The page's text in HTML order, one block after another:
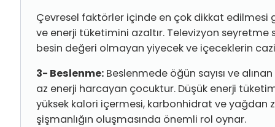
Çevresel faktörler içinde en çok dikkat edilmesi
ve enerji tüketimini azaltır. Televizyon
besin değeri olmayan yiyecek ve içeceklerin
3- Beslenme:Beslenmede öğün sayısı ve
az enerji harcayan çocuktur. Düşük enerji
yüksek kalori içermesi, karbonhidrat ve yağdan
şişman­lığın oluşmasında önemli rol oynar.